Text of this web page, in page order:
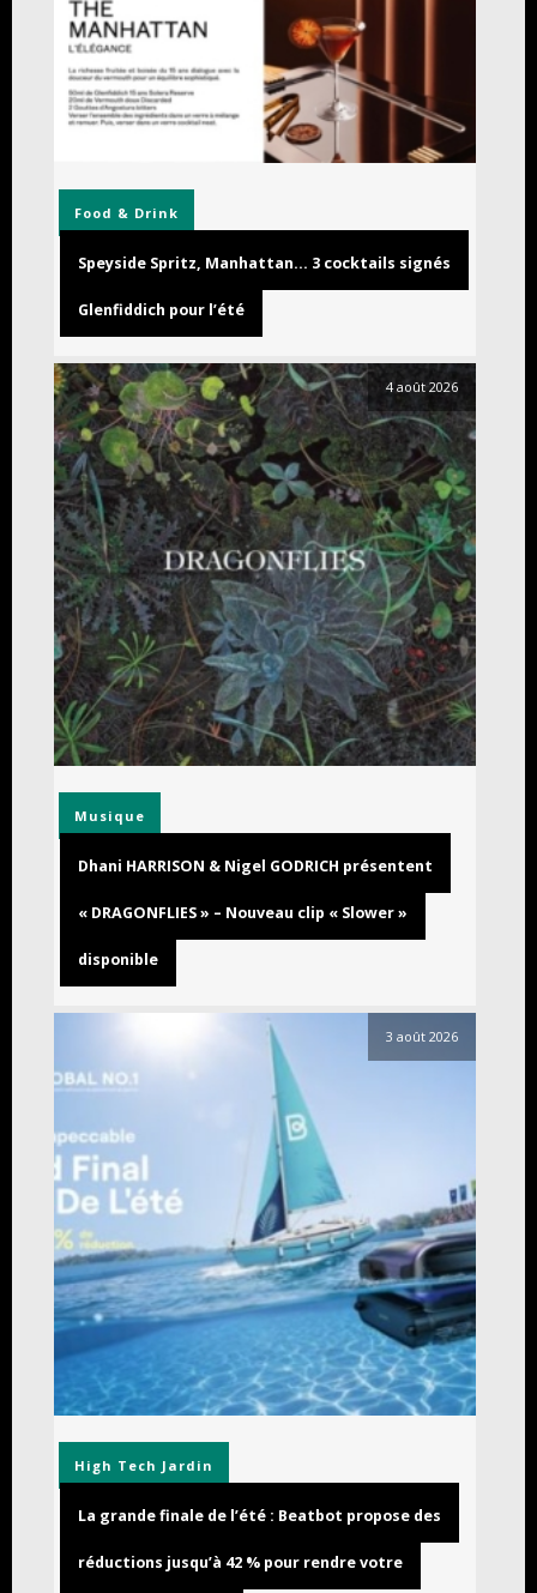
Food & Drink
Speyside Spritz, Manhattan… 3 cocktails signés
Glenfiddich pour l’été
4 août 2026
Musique
Dhani HARRISON & Nigel GODRICH présentent
« DRAGONFLIES » – Nouveau clip « Slower »
disponible
3 août 2026
High Tech Jardin
La grande finale de l’été : Beatbot propose des
réductions jusqu’à 42 % pour rendre votre